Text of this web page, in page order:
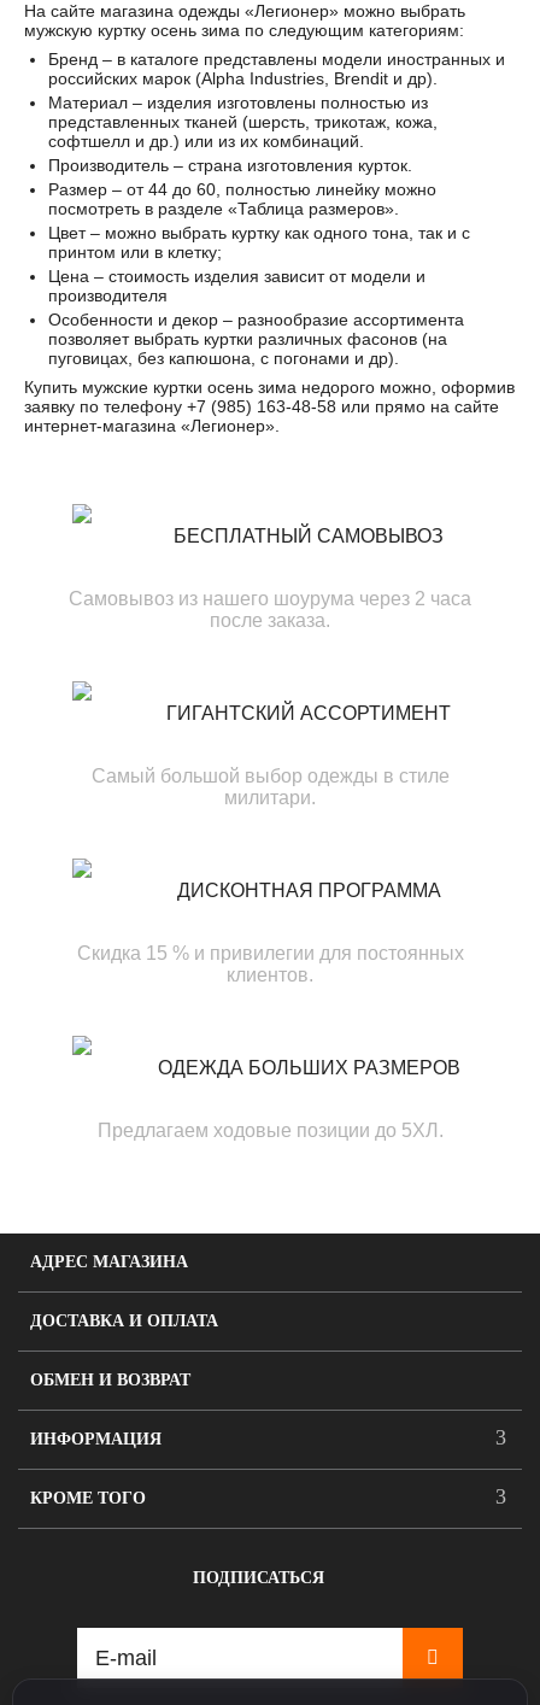
На сайте магазина одежды «Легионер» можно выбрать
мужскую куртку осень зима по следующим категориям:
Бренд – в каталоге представлены модели иностранных и
российских марок (Alpha Industries, Brendit и др).
Материал – изделия изготовлены полностью из
представленных тканей (шерсть, трикотаж, кожа,
софтшелл и др.) или из их комбинаций.
Производитель – страна изготовления курток.
Размер – от 44 до 60, полностью линейку можно
посмотреть в разделе «Таблица размеров».
Цвет – можно выбрать куртку как одного тона, так и с
принтом или в клетку;
Цена – стоимость изделия зависит от модели и
производителя
Особенности и декор – разнообразие ассортимента
позволяет выбрать куртки различных фасонов (на
пуговицах, без капюшона, с погонами и др).
Купить мужские куртки осень зима недорого можно, оформив
заявку по телефону +7 (985) 163-48-58 или прямо на сайте
интернет-магазина «Легионер».
БЕСПЛАТНЫЙ САМОВЫВОЗ
Самовывоз из нашего шоурума через 2 часа
после заказа.
ГИГАНТСКИЙ АССОРТИМЕНТ
Самый большой выбор одежды в стиле
милитари.
ДИСКОНТНАЯ ПРОГРАММА
Скидка 15 % и привилегии для постоянных
клиентов.
ОДЕЖДА БОЛЬШИХ РАЗМЕРОВ
Предлагаем ходовые позиции до 5ХЛ.
АДРЕС МАГАЗИНА
ДОСТАВКА И ОПЛАТА
ОБМЕН И ВОЗВРАТ
ИНФОРМАЦИЯ
КРОМЕ ТОГО
ПОДПИСАТЬСЯ